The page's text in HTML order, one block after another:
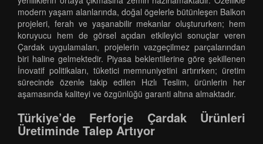
modern yaşam alanlarında, doğal ögelerle bütünleşen Balkon
projeleri, ferah ve yaşanabilir mekanlar oluştururken; hem
koruyucu hem de görsel açıdan etkileyici sonuçlar veren
Çardak uygulamaları, projelerin vazgeçilmez parçalarından
biri haline gelmektedir. Piyasa beklentilerine göre şekillenen
İnovatif politikaları, tüketici memnuniyetini artırırken; üretim
sürecinde özenle takip edilen Hızlı Teslim, ürünlerin her
aşamasında kaliteyi ve özgünlüğü garanti altına almaktadır.
Türkiye’de Ferforje Çardak Ürünleri
Üretiminde Talep Artıyor